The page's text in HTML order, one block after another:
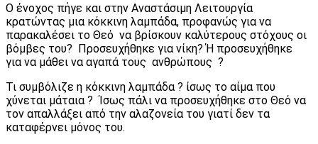
Ο ένοχος πήγε και στην Αναστάσιμη Λειτουργία
κρατώντας μια κόκκινη λαμπάδα, προφανώς για να
παρακαλέσει το Θεό να βρίσκουν καλύτερους στόχους οι
βόμβες του? Προσευχήθηκε για νίκη? Ή προσευχήθηκε
για να μάθει να αγαπά τους ανθρώπους ?
Τι συμβόλιζε η κόκκινη λαμπάδα ? ίσως το αίμα που
χύνεται μάταια ? Ίσως πάλι να προσευχήθηκε στο Θεό να
τον απαλλάξει από την αλαζονεία του γιατί δεν τα
καταφέρνει μόνος του.